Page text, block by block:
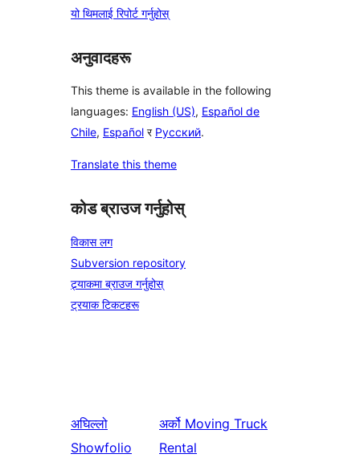
यो थिमलाई रिपोर्ट गर्नुहोस्
अनुवादहरू
This theme is available in the following
languages: English (US), Español de
Chile, Español र Русский.
Translate this theme
कोड ब्राउज गर्नुहोस्
विकास लग
Subversion repository
ट्र्याकमा ब्राउज गर्नुहोस्
ट्रयाक टिकटहरू
अघिल्लो
Showfolio
अर्को Moving Truck
Rental